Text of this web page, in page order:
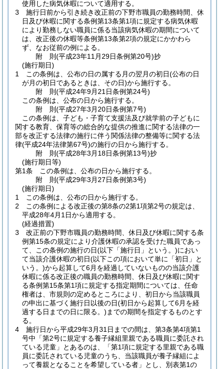
使用した病気休暇について適用する。
3
施行日前から引き続き改正前の下野市職員の勤務時間、休
日及び休暇に関する条例第13条第1項に規定する病気休暇
により勤務しない職員に係る当該病気休暇の期間について
は、改正後の休暇等条例第13条第2項の規定にかかわら
ず、なお従前の例による。
附 則(平成23年11月29日条例第20号)抄
(施行期日)
1
この条例は、公布の日の属する月の翌月の初日(公布の日
が月の初日であるときは、その日)から施行する。
附 則(平成24年9月21日条例第24号)
この条例は、公布の日から施行する。
附 則(平成27年3月20日条例第7号)
この条例は、子ども・子育て支援法及び就学前の子どもに
関する教育、保育等の総合的な提供の推進に関する法律の一
部を改正する法律の施行に伴う関係法律の整備等に関する法
律(平成24年法律第67号)の施行の日から施行する。
附 則(平成28年3月18日条例第13号)抄
(施行期日等)
第1条
この条例は、公布の日から施行する。
附 則(平成29年3月27日条例第3号)
(施行期日)
1
この条例は、公布の日から施行する。
2
この条例による改正後の第8条の2第1項第2号の規定は、
平成28年4月1日から適用する。
(経過措置)
3
改正前の下野市職員の勤務時間、休日及び休暇に関する条
例第15条の規定により介護休暇の承認を受けた職員であっ
て、この条例の施行の日(以下「施行日」という。)におい
て当該介護休暇の初日(以下この項において単に「初日」と
いう。)から起算して6月を経過していないものの当該介護
休暇に係る改正後の職員の勤務時間、休日及び休暇に関す
る条例第15条第1項に規定する指定期間については、任命
権者は、市規則の定めるところにより、初日から当該職員
の申出に基づく施行日以後の日(初日から起算して6月を経
過する日までの日に限る。) までの期間を指定するものとす
る。
4
施行日から平成29年3月31日までの間は、第3条第4項第1
号中「第2号に規定する養子縁組里親である職員に委託され
ている児童」とあるのは、「第1項に規定する里親である職
員に委託されている児童のうち、当該職員が養子縁組によ
って養親となることを希望している者」とし、別表第1の